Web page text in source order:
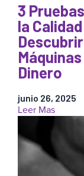
3
la
Dinero
junio 26, 2025
Leer Mas:
Críticas
para